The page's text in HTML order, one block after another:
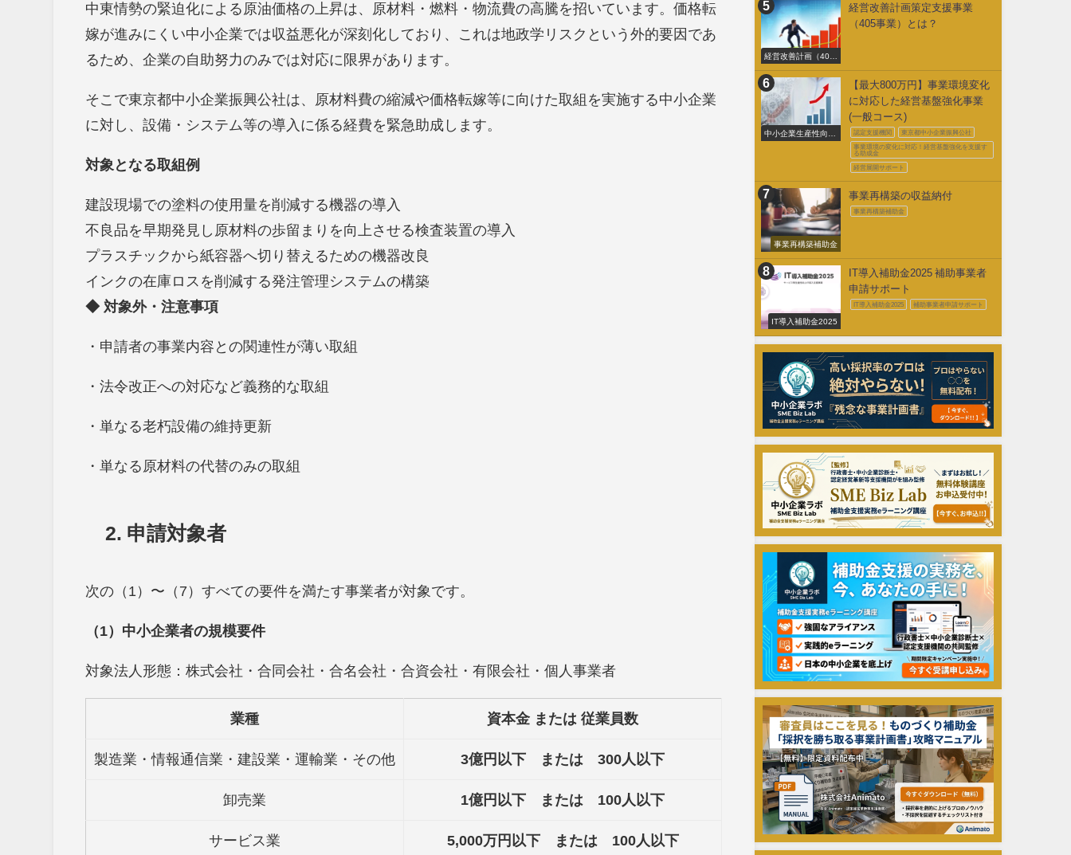
中東情勢の緊迫化による原油価格の上昇は、原材料・燃料・物流費の高騰を招いています。価格転
嫁が進みにくい中小企業では収益悪化が深刻化しており、これは地政学リスクという外的要因であ
るため、企業の自助努力のみでは対応に限界があります。
そこで東京都中小企業振興公社は、原材料費の縮減や価格転嫁等に向けた取組を実施する中小企業
に対し、設備・システム等の導入に係る経費を緊急助成します。
対象となる取組例
建設現場での塗料の使用量を削減する機器の導入
不良品を早期発見し原材料の歩留まりを向上させる検査装置の導入
プラスチックから紙容器へ切り替えるための機器改良
インクの在庫ロスを削減する発注管理システムの構築
◆対象外・注意事項
・申請者の事業内容との関連性が薄い取組
・法令改正への対応など義務的な取組
・単なる老朽設備の維持更新
・単なる原材料の代替のみの取組
2. 申請対象者
次の（1）〜（7）すべての要件を満たす事業者が対象です。
（1）中小企業者の規模要件
対象法人形態：株式会社・合同会社・合名会社・合資会社・有限会社・個人事業者
業種 資本金 または 従業員数
製造業・情報通信業・建設業・運輸業・その他 3億円以下 または 300人以下
卸売業 1億円以下 または 100人以下
サービス業 5,000万円以下 または 100人以下
経営改善計画（405
事業）
経営改善計画策定支援事業
（405事業）とは？
中小企業生産性向上
【最大800万円】事業環境変化
に対応した経営基盤強化事業
(一般コース)
認定支援機関 東京都中小企業振興公社
事業環境の変化に対応！経営基盤強化を支援す
る助成金
経営展開サポート
事業再構築補助金
事業再構築の収益納付
事業再構築補助金
IT導入補助金2025
IT導入補助金2025 補助事業者
申請サポート
IT導入補助金2025 補助事業者申請サポート